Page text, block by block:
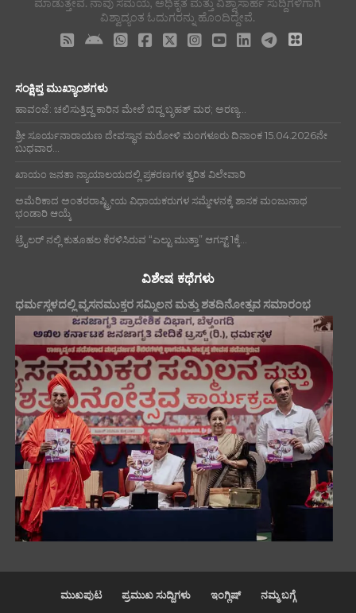
ವಿಶ್ವಾದ್ಯಂತ ಓದುಗರನ್ನು ಹೊಂದಿದ್ದೇವೆ.
ಸಂಕ್ಷಿಪ್ತ ಮುಖ್ಯಾಂಶಗಳು
ಹಾವಂಜೆ: ಚಲಿಸುತ್ತಿದ್ದ ಕಾರಿನ ಮೇಲೆ ಬಿದ್ದ ಬೃಹತ್ ಮರ; ಅರಣ್ಯ...
ಶ್ರೀ ಸೂರ್ಯನಾರಾಯಣ ದೇವಸ್ಥಾನ ಮರೋಳಿ ಮಂಗಳೂರು ದಿನಾಂಕ 15.04.2026ನೇ
ಬುಧವಾರ...
ಖಾಯಂ ಜನತಾ ನ್ಯಾಯಾಲಯದಲ್ಲಿ ಪ್ರಕರಣಗಳ ತ್ವರಿತ ವಿಲೇವಾರಿ
ಅಮೆರಿಕಾದ ಅಂತರರಾಷ್ಟ್ರೀಯ ವಿಧಾಯಕರುಗಳ ಸಮ್ಮೇಳನಕ್ಕೆ ಶಾಸಕ ಮಂಜುನಾಥ
ಭಂಡಾರಿ ಆಯ್ಕೆ
ಟ್ರೈಲರ್ ನಲ್ಲಿ ಕುತೂಹಲ ಕೆರಳಿಸಿರುವ “ಎಲ್ಟು ಮುತ್ತಾ” ಆಗಸ್ಟ್ 1ಕ್ಕೆ...
ವಿಶೇಷ ಕಥೆಗಳು
ಧರ್ಮಸ್ಥಳದಲ್ಲಿ ವ್ಯಸನಮುಕ್ತರ ಸಮ್ಮಿಲನ ಮತ್ತು ಶತದಿನೋತ್ಸವ ಸಮಾರಂಭ
ಮುಖಪುಟ ಪ್ರಮುಖ ಸುದ್ದಿಗಳು ಇಂಗ್ಲಿಷ್ ನಮ್ಮ ಬಗ್ಗೆ